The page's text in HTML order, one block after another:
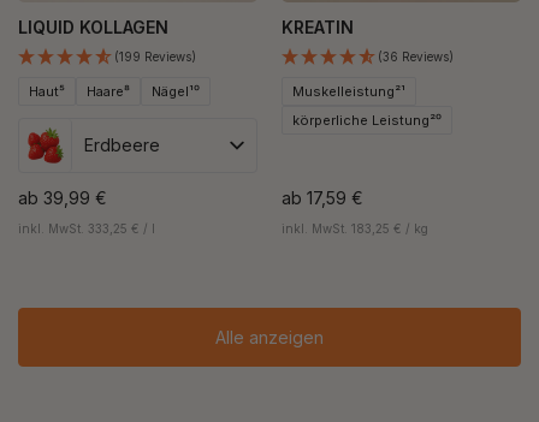
LIQUID KOLLAGEN
(199 Reviews)
Haut⁵ Haare⁸ Nägel¹⁰
Erdbeere
ab 39,99 €
inkl. MwSt. 333,25 € / l
KREATIN
(36 Reviews)
Muskelleistung²¹
körperliche Leistung²⁰
ab 17,59 €
inkl. MwSt. 183,25 € / kg
Alle anzeigen